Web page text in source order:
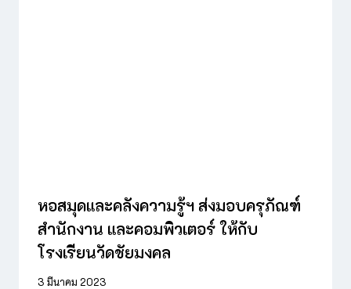
หอสมุดและคลังความรู้ฯ ส่งมอบครุภัณฑ์
สำนักงาน และคอมพิวเตอร์ ให้กับ
โรงเรียนวัดชัยมงคล
3 มีนาคม 2023